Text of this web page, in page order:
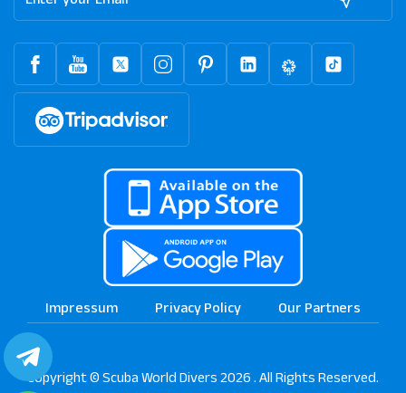
Impressum Privacy Policy Our Partners
Copyright © Scuba World Divers 2026 . All Rights Reserved.